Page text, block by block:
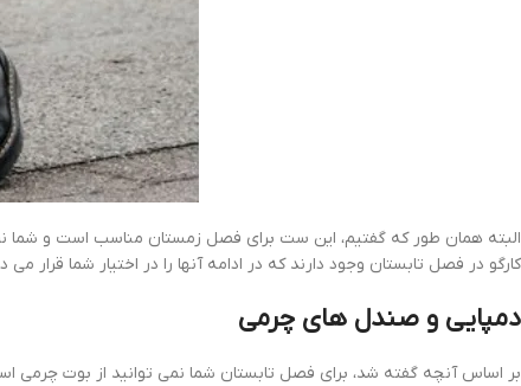
البته همان طور که گفتیم، این ست برای فصل زمستان مناسب است و شما
کارگو در فصل تابستان وجود دارند که در ادامه آنها را در اختیار شما قرار می
دمپایی و صندل های چرمی
بر اساس آنچه گفته شد، برای فصل تابستان شما نمی توانید از بوت چرمی